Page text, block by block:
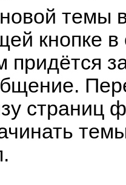
темы
кнопке